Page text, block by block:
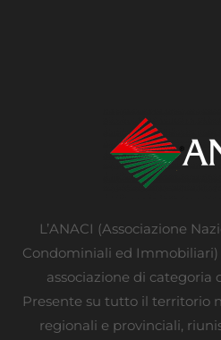
L’ANACI (Associazione
Condominiali ed
associazione di
Presente su tutto il territorio
regionali e provinciali,